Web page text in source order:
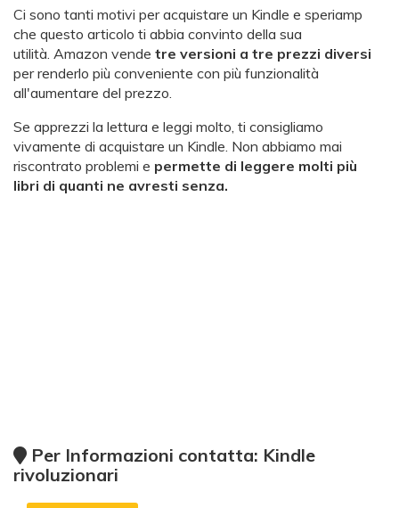
Ci sono tanti motivi per acquistare un Kindle e speriamp
che questo articolo ti abbia convinto della sua
utilità. Amazon vende tre versioni a tre prezzi diversi
per renderlo più conveniente con più funzionalità
all'aumentare del prezzo.
Se apprezzi la lettura e leggi molto, ti consigliamo
vivamente di acquistare un Kindle. Non abbiamo mai
riscontrato problemi e permette di leggere molti più
libri di quanti ne avresti senza.
Per Informazioni contatta: Kindle
rivoluzionari